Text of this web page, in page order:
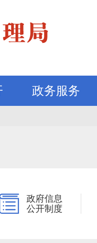
政务服务
政府信息
公开制度